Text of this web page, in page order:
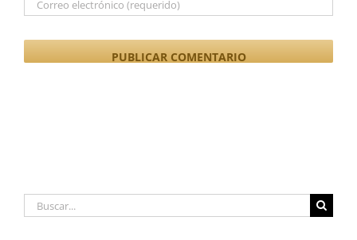
Buscar: